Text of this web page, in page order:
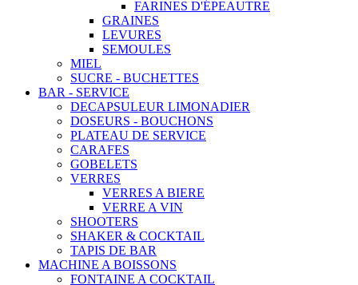
FARINES D'ÉPEAUTRE
GRAINES
LEVURES
SEMOULES
MIEL
SUCRE - BUCHETTES
BAR - SERVICE
DECAPSULEUR LIMONADIER
DOSEURS - BOUCHONS
PLATEAU DE SERVICE
CARAFES
GOBELETS
VERRES
VERRES A BIERE
VERRE A VIN
SHOOTERS
SHAKER & COCKTAIL
TAPIS DE BAR
MACHINE A BOISSONS
FONTAINE A COCKTAIL